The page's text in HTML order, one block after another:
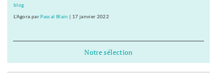
blog
L'Agora par Pascal Blain | 17 janvier 2022
Notre sélection